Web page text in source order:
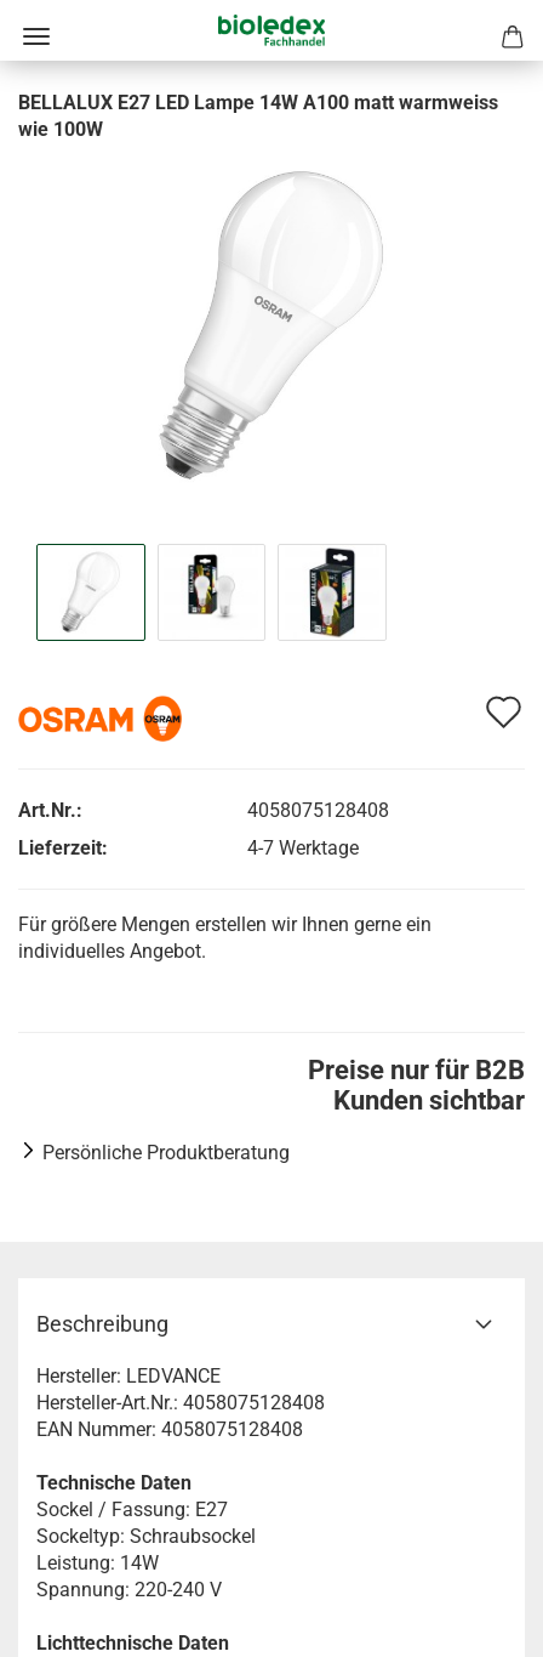
BELLALUX E27 LED Lampe 14W A100 matt warmweiss
wie 100W
Art.Nr.:
4058075128408
Lieferzeit:
4-7 Werktage
Für größere Mengen erstellen wir Ihnen gerne ein
individuelles Angebot.
Preise nur für B2B
Kunden sichtbar
Persönliche Produktberatung
Beschreibung
Hersteller: LEDVANCE
Hersteller-Art.Nr.: 4058075128408
EAN Nummer: 4058075128408
Technische Daten
Sockel / Fassung: E27
Sockeltyp: Schraubsockel
Leistung: 14W
Spannung: 220-240 V
Lichttechnische Daten